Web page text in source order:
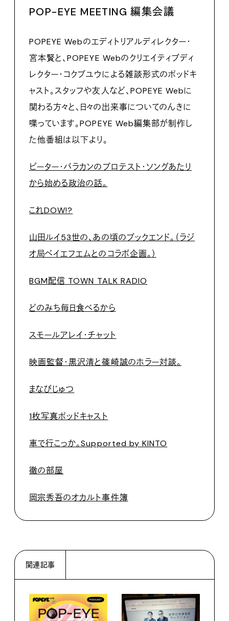
POP-EYE MEETING 編集会議
POPEYE Webのエディトリアルディレクター・
宮本賢と、POPEYE Webのクリエイティブディ
レクター・コクブユウによる雑談形式のポッドキ
ャスト。スタッフや友人など、POPEYE Webに
関わる方々と、日々の出来事についてのんきに
喋っています。POPEYE Web編集部が制作し
た他番組は以下より。
ピーター・バラカンのプロテスト・ソングあたり
から始める政治の話。
これDOW!?
山田ルイ53世の、あの頃のブックエンド。（ラジ
オ局ベイエフエムとのコラボ企画。）
BGM配信 TOWN TALK RADIO
どのみち毎日食べるから
スモールアレイ・チャット
映画監督・黒沢清と篠崎誠のホラー対談。
まなびじゅつ
1枚写真ポッドキャスト
車で行こっか。Supported by KINTO
徹の部屋
岡宗秀吾のオカルト事件簿
関連記事